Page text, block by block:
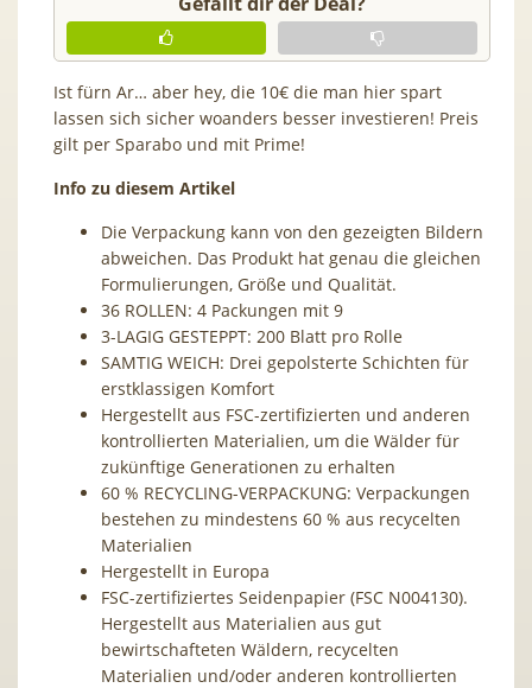
Ist fürn Ar… aber hey, die 10€ die man hier spart
lassen sich sicher woanders besser investieren! Preis
gilt per Sparabo und mit Prime!
Info zu diesem Artikel
Die Verpackung kann von den gezeigten Bildern
abweichen. Das Produkt hat genau die gleichen
Formulierungen, Größe und Qualität.
36 ROLLEN: 4 Packungen mit 9
3-LAGIG GESTEPPT: 200 Blatt pro Rolle
SAMTIG WEICH: Drei gepolsterte Schichten für
erstklassigen Komfort
Hergestellt aus FSC-zertifizierten und anderen
kontrollierten Materialien, um die Wälder für
zukünftige Generationen zu erhalten
60 % RECYCLING-VERPACKUNG: Verpackungen
bestehen zu mindestens 60 % aus recycelten
Materialien
Hergestellt in Europa
FSC-zertifiziertes Seidenpapier (FSC N004130).
Hergestellt aus Materialien aus gut
bewirtschafteten Wäldern, recycelten
Materialien und/oder anderen kontrollierten